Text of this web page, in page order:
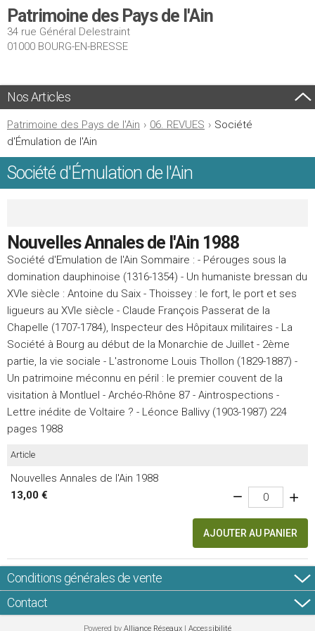
Patrimoine des Pays de l'Ain
34 rue Général Delestraint
01000 BOURG-EN-BRESSE
Nos Articles
Patrimoine des Pays de l'Ain › 06. REVUES › Société
d'Émulation de l'Ain
Société d'Émulation de l'Ain
Nouvelles Annales de l'Ain 1988
Société d'Emulation de l'Ain Sommaire : - Pérouges sous la
domination dauphinoise (1316-1354) - Un humaniste bressan du
XVIe siècle : Antoine du Saix - Thoissey : le fort, le port et ses
ligueurs au XVIe siècle - Claude François Passerat de la
Chapelle (1707-1784), Inspecteur des Hôpitaux militaires - La
Société à Bourg au début de la Monarchie de Juillet - 2ème
partie, la vie sociale - L'astronome Louis Thollon (1829-1887) -
Un patrimoine méconnu en péril : le premier couvent de la
visitation à Montluel - Archéo-Rhône 87 - Aintrospections -
Lettre inédite de Voltaire ? - Léonce Ballivy (1903-1987) 224
pages 1988
Article
Nouvelles Annales de l'Ain 1988
13,00 €
AJOUTER AU PANIER
Conditions générales de vente
Contact
Powered by Alliance Réseaux | Accessibilité